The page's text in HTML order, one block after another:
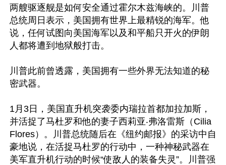
两艘驱逐舰是如何安全通过霍尔木兹海峡的。川普
总统周日表示，美国拥有世界上最精锐的海军。他
说，任何试图向美国海军以及和平船只开火的伊朗
人都将遭到地狱般打击。
川普此前曾透露，美国拥有一些外界无法知道的秘
密武器。
1月3日，美国直升机突袭委内瑞拉首都加拉加斯，
并活捉了马杜罗和他的妻子西莉亚‧弗洛雷斯（Cilia
Flores）。川普总统随后在《纽约邮报》的采访中自
豪地说，在活捉马杜罗的行动中，一种神秘武器在
美军直升机行动的时候“使敌人的装备失灵”。川普强